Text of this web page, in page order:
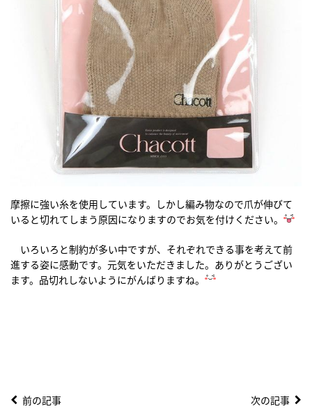
摩擦に強い糸を使用しています。しかし編み物なので爪が伸びて
いると切れてしまう原因になりますのでお気を付けください。
いろいろと制約が多い中ですが、それぞれできる事を考えて前
進する姿に感動です。元気をいただきました。ありがとうござい
ます。品切れしないようにがんばりますね。
前の記事 次の記事